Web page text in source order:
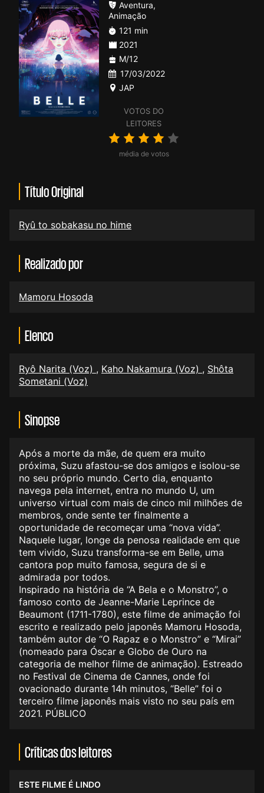
VOTOS DO
LEITORES
média de votos
Aventura,
Animação
121 min
2021
M/12
17/03/2022
JAP
Título Original
Ryû to sobakasu no hime
Realizado por
Mamoru Hosoda
Elenco
Ryô Narita (Voz) , Kaho Nakamura (Voz) , Shôta
Sometani (Voz)
Sinopse
Após a morte da mãe, de quem era muito
próxima, Suzu afastou-se dos amigos e isolou-se
no seu próprio mundo. Certo dia, enquanto
navega pela internet, entra no mundo U, um
universo virtual com mais de cinco mil milhões de
membros, onde sente ter finalmente a
oportunidade de recomeçar uma “nova vida”.
Naquele lugar, longe da penosa realidade em que
tem vivido, Suzu transforma-se em Belle, uma
cantora pop muito famosa, segura de si e
admirada por todos.
Inspirado na história de “A Bela e o Monstro”, o
famoso conto de Jeanne-Marie Leprince de
Beaumont (1711-1780), este filme de animação foi
escrito e realizado pelo japonês Mamoru Hosoda,
também autor de “O Rapaz e o Monstro” e “Mirai”
(nomeado para Óscar e Globo de Ouro na
categoria de melhor filme de animação). Estreado
no Festival de Cinema de Cannes, onde foi
ovacionado durante 14h minutos, “Belle” foi o
terceiro filme japonês mais visto no seu país em
2021. PÚBLICO
Críticas dos leitores
ESTE FILME É LINDO